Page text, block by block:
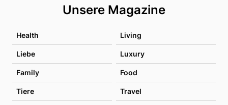
Unsere Magazine
Health Living
Liebe Luxury
Family Food
Tiere Travel